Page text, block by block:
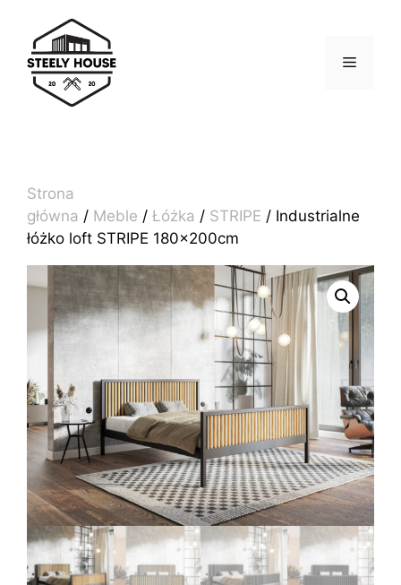
treści
MENU
Strona
główna / Meble / Łóżka / STRIPE / Industrialne
łóżko loft STRIPE 180x200cm